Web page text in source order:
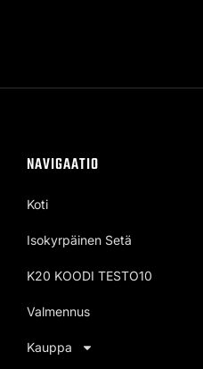
NAVIGAATIO
Koti
Isokyrpäinen Setä
K20 KOODI TESTO10
Valmennus
Kauppa